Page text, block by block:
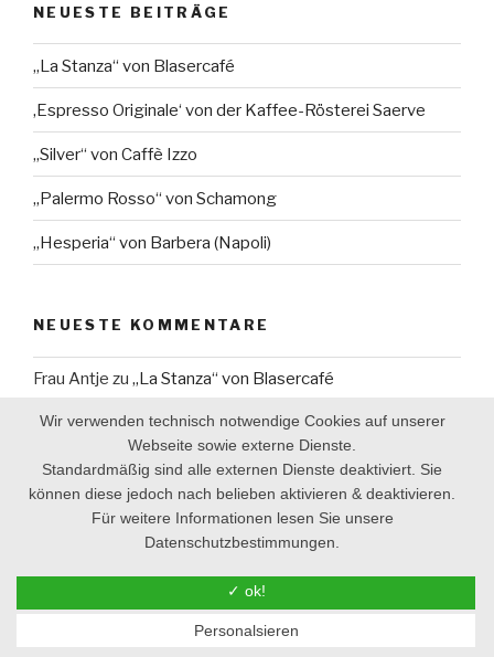
NEUESTE BEITRÄGE
„La Stanza“ von Blasercafé
‚Espresso Originale‘ von der Kaffee-Rösterei Saerve
„Silver“ von Caffè Izzo
„Palermo Rosso“ von Schamong
„Hesperia“ von Barbera (Napoli)
NEUESTE KOMMENTARE
Frau Antje zu „La Stanza“ von Blasercafé
Johannes Lackerzu„La Stanza“ von Blasercafé
Frau Antjezu3 Top-Handespressomühlen – Der
Vergleich
zu3 Top-Handespressomühlen – Der
Frau Antjezu„Caffè del Professore“ von Moka Termini
Wir verwenden technisch notwendige Cookies auf unserer
Webseite sowie externe Dienste.
Standardmäßig sind alle externen Dienste deaktiviert. Sie
können diese jedoch nach belieben aktivieren & deaktivieren.
Für weitere Informationen lesen Sie unsere
Datenschutzbestimmungen.
✓ ok!
Personalsieren